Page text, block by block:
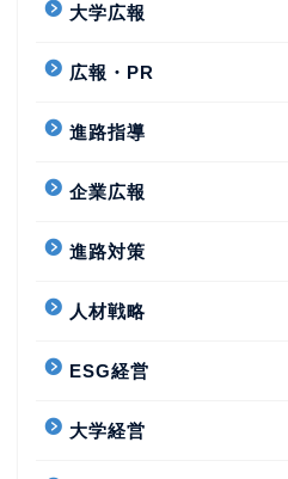
大学広報
広報・PR
進路指導
企業広報
進路対策
人材戦略
ESG経営
大学経営